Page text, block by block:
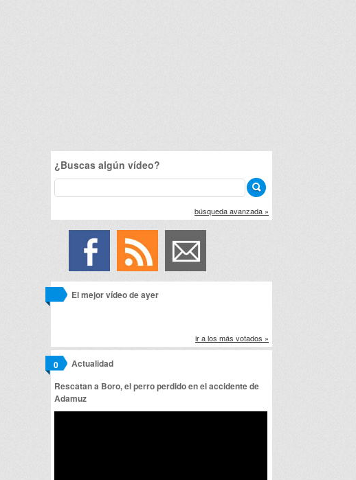
¿Buscas algún vídeo?
búsqueda avanzada »
El mejor vídeo de ayer
ir a los más votados »
Actualidad
0
Rescatan a Boro, el perro perdido en el accidente de
Adamuz